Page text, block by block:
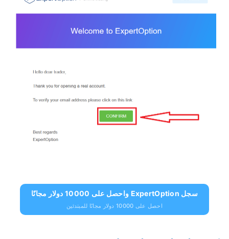
سجل ExpertOption واحصل على 10000 دولار مجانًا
احصل على 10000 دولار مجانًا للمبتدئين